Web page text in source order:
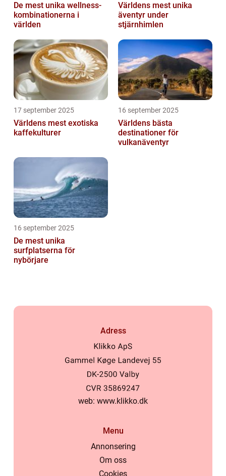
De mest unika wellness-
kombinationerna i
världen
Världens mest unika
äventyr under
stjärnhimlen
17 september 2025
Världens mest exotiska
kaffekulturer
16 september 2025
Världens bästa
destinationer för
vulkanäventyr
16 september 2025
De mest unika
surfplatserna för
nybörjare
Adress
web: www.klikko.dk
Menu
Annonsering
Om oss
Cookies